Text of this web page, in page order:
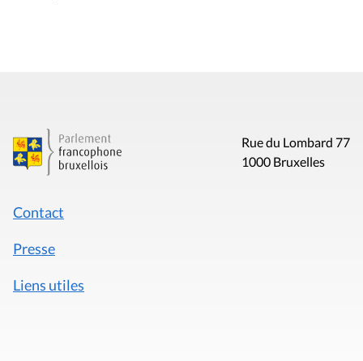
Rue du Lombard 77
1000 Bruxelles
Contact
Presse
Liens utiles